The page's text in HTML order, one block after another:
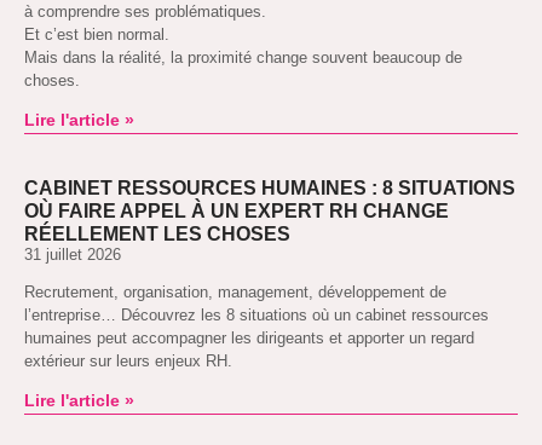
à comprendre ses problématiques.
Et c’est bien normal.
Mais dans la réalité, la proximité change souvent beaucoup de
choses.
Lire l'article »
CABINET RESSOURCES HUMAINES : 8 SITUATIONS
OÙ FAIRE APPEL À UN EXPERT RH CHANGE
RÉELLEMENT LES CHOSES
31 juillet 2026
Recrutement, organisation, management, développement de
l’entreprise… Découvrez les 8 situations où un cabinet ressources
humaines peut accompagner les dirigeants et apporter un regard
extérieur sur leurs enjeux RH.
Lire l'article »